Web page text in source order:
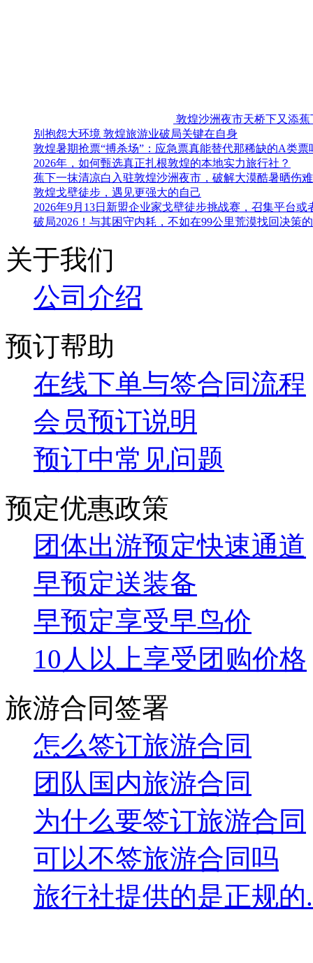
好评度：已售：
最新旅游攻略(图文)
别抱怨大环境 敦煌旅游业破局关键在自身
敦煌暑期抢票“搏杀场”：应急票真能替代那稀缺的A类票
蕉下一抹清凉白入驻敦煌沙洲夜市，破解大漠酷暑晒伤
敦煌戈壁徒步，遇见更强大的自己
破局2026！与其困守内耗，不如在99公里荒漠找回决策
关于我们
公 司介绍
预订帮助
在线下单与签合同流程
会员预订说明
预订中常见问题
预定优惠政策
团体出游预定快速通道
早预定送装备
早预定享受早鸟价
10人以上享受团购价格
旅游合同签署
怎么签订旅游合同
团队国内旅游合同